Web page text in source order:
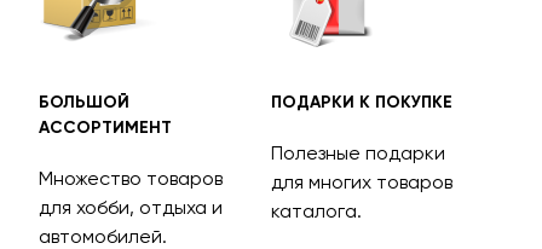
БОЛЬШОЙ
АССОРТИМЕНТ
Множество товаров
для хобби, отдыха и
автомобилей.
ПОДАРКИ К ПОКУПКЕ
Полезные подарки
для многих товаров
каталога.